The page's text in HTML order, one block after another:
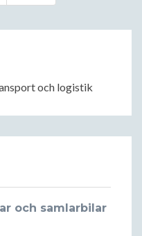
och logistik
och samlarbilar